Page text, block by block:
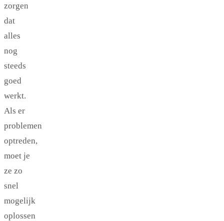
zorgen
dat
alles
nog
steeds
goed
werkt.
Als er
problemen
optreden,
moet je
ze zo
snel
mogelijk
oplossen